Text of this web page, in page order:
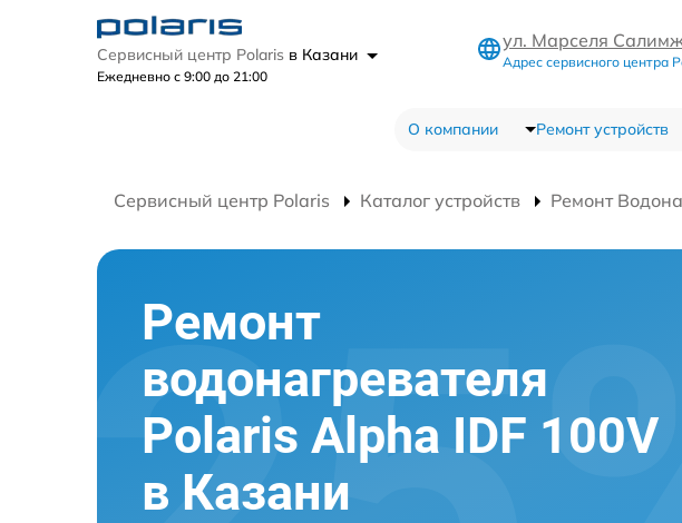
Сервисный центр Polaris в Казани
Ежедневно с 9:00 до 21:00
ул. Марселя
Адрес сервисного центра
О компании Ремонт устройств
Сервисный центр Polaris Каталог устройств Ремонт
Ремонт
водонагревателя
Polaris Alpha IDF 100V
в Казани